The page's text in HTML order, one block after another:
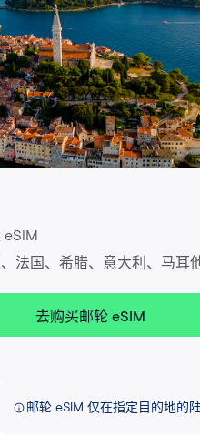
eSIM
法国、希腊、意大利、马耳
去购买邮轮 eSIM
邮轮 eSIM 仅在指定目的地的